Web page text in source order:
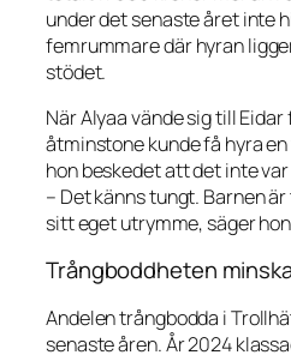
under det senaste året inte
femrummare där hyran
stödet.
När Alyaa vände sig till
åtminstone kunde få hyra
hon beskedet att det inte
– Det känns tungt. Barnen
sitt eget utrymme, säger
Trångboddheten
Andelen trångbodda i
senaste åren. År 2024